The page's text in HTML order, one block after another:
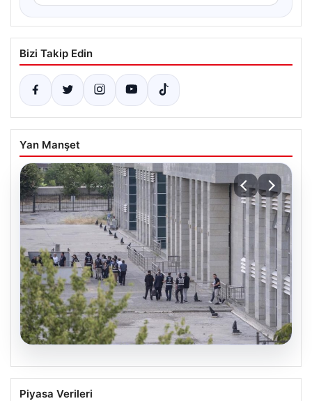
Bizi Takip Edin
Yan Manşet
05.08.2026
Etimesgut Belediyesi’nde Geniş
Piyasa Verileri